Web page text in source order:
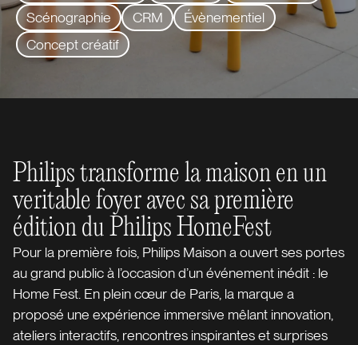
Scénographie
CRM
Évènementiel
Concept créatif
Philips transforme la maison en un
veritable foyer avec sa première
édition du Philips HomeFest
Pour la première fois, Philips Maison a ouvert ses portes
au grand public à l’occasion d’un événement inédit : le
Home Fest. En plein cœur de Paris, la marque a
proposé une expérience immersive mêlant innovation,
ateliers interactifs, rencontres inspirantes et surprises